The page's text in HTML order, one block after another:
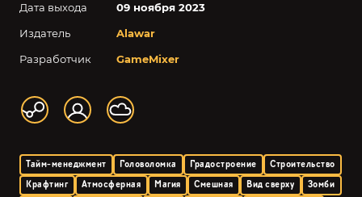
Дата выхода
09 ноября 2023
Издатель
Alawar
Разработчик
GameMixer
Тайм-менеджмент Головоломка Градостроение
Строительство
Крафтинг
Атмосферная Магия Смешная Вид сверху
Зомби